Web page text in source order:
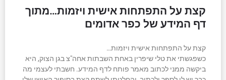
קצת על התפתחות אישית ויזמות…מתוך
דף המידע של כפר אדומים
קצת על התפתחות אישית ויזמות…
כשפגשתי את טלי שיפרין באחת השבתות אחה"צ בגן הצוק, היא
ביקשה ממני לכתוב מאמר פותח לדף המידע. חשבתי לעצמי מה